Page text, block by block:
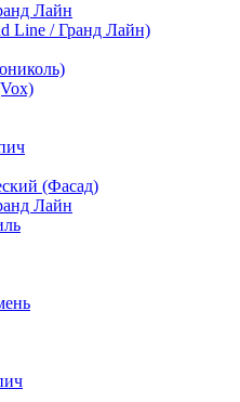
Лайн
Line / Гранд Лайн)
(Фасад)
Лайн